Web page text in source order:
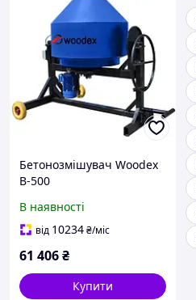
Бетонозмішувач Woodex
B-500
В наявності
від 10234₴/міс
61 406₴
Купити